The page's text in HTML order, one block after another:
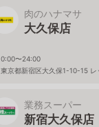
肉のハナマサ
大久保店
0:00〜24:00
東京都新宿区大久保1-10-15 レ
業務スーパー
新宿大久保店